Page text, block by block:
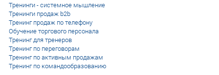
Тренинги - системное мышление
Тренинги продаж b2b
Тренинг продаж по телефону
Обучение торгового персонала
Тренинг для тренеров
Тренинг по переговорам
Тренинг по активным продажам
Тренинг по командообразованию